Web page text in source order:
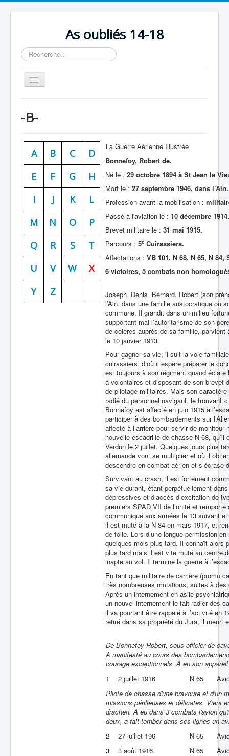
As oubliés 14-18
Rechercher
Basculer
la
Chronologie
Escadrilles
Organisation
Avions
Formation
Doctrines
Batailles
Cahiers des As
-B-
A B C
D
E
F G
H
I
J K
L
M
N O
P
Q
R S
T
U
V W
X
Y
Z
La Guerre Aérienne Illustrée
Bonnefoy, Robert de.
Né le : 29 octobre 1894 à St Jean le
Mort le : 27 septembre 1946, dans l’Ain.
Profession avant la mobilisation :
Passé à l'aviation le : 10 décembre 1914.
Brevet militaire le : 31 mai 1915.
Parcours : 5e Cuirassiers.
Affectations : VB 101, N 68, N 65, N 84,
6 victoires, 5 combats non
Joseph, Denis, Bernard, Robert (son
l’Ain, dans une famille aristocratique où
commune. Il grandit dans un milieu
supportant mal l’autoritarisme de son
de colères auprès de sa famille, parvient
le 10 janvier 1913.
Pour gagner sa vie, il suit la voie
cuirassiers, d’où il espère préparer le
est toujours à son régiment quand
à volontaires et disposant de son brevet
de pilotage militaires. Mais son caractère
radié du personnel navigant, le trouvant
Bonnefoy est affecté en juin 1915 à
participer à des bombardements sur
affecté à l’arrière pour servir de
nouvelle escadrille de chasse N 68,
Verdun le 2 juillet. Quelques jours plus
allemande vont se multiplier et où il
descendre en combat aérien et s’écrase
Survivant au crash, il est fortement
sa vie durant, étant perpétuellement
dépressives et d’accès d’excitation de
premiers SPAD VII de l’unité et remporte
communiqué aux armées le 13 suivant
il est muté à la N 84 en mars 1917, et
de folie. Lors d’une longue permission
quelques mois plus tard. Il connaît alors
plus tard mais il est vite muté au centre
inapte au vol. Il termine la guerre à
En tant que militaire de carrière (promu
très nombreuses mutations, suites à
Après un internement en asile
un nouvel internement le fait radier des
il va pourtant être rappelé à l’activité en
retiré dans sa propriété du Jura, il meurt
De Bonnefoy Robert, sous-officier de
A manifesté au cours des
courage exceptionnels. A eu son
1
2 juillet 1916 N 65
Pilote de chasse d'une bravoure et d'un
missions périlleuses et délicates. Vient
drachen. A eu dans 3 combats l'avion
deux, a fait tomber dans ses lignes un
2
27 juillet 196 N 65
3
3 août 1916 N 65